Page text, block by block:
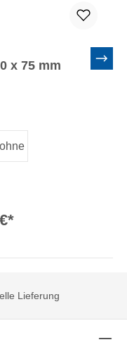
x 75 mm
ohne
Lieferung